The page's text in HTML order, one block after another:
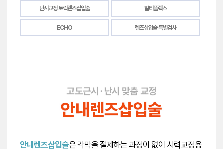
난시교정 토릭렌즈삽입술 알티플렉스
ECHO 렌즈삽입술 특별검사
강남 ICL 렌즈삽입술, 아이리
아이리움안과는 강남역 2번 출구에 위치한 안과로, ICL 렌즈삽입
안내렌즈삽입술은 각막을 절제하는 과정이 없이 시력교정용